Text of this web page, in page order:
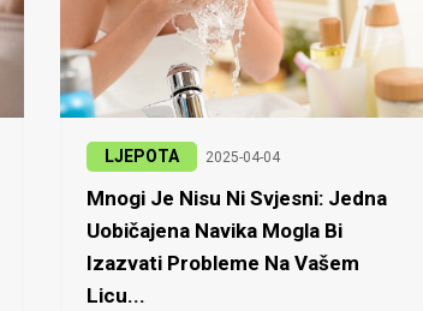
LJEPOTA 2025-04-04
Mnogi Je Nisu Ni Svjesni: Jedna
Uobičajena Navika Mogla Bi
Izazvati Probleme Na Vašem
Licu...